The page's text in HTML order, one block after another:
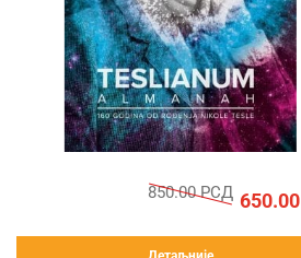
850.00РСД 650.00